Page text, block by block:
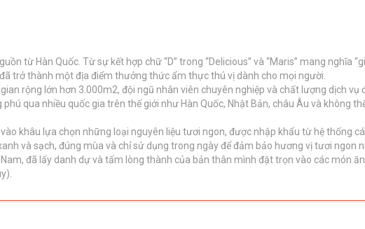
từ Hàn Quốc. Từ sự kết hợp chữ “D” trong “Delicious” và “Maris” mang nghĩa
đã trở thành một địa điểm thưởng thức ẩm thực thú vị dành cho mọi người.
rộng lớn hơn 3.000m2, đội ngũ nhân viên chuyên nghiệp và chất lượng dịch vụ
qua nhiều quốc gia trên thế giới như Hàn Quốc, Nhật Bản, châu Âu và không
khâu lựa chọn những loại nguyên liệu tươi ngon, được nhập khẩu từ hệ thống
và sạch, đúng mùa và chỉ sử dụng trong ngày để đảm bảo hương vị tươi ngon
đã lấy danh dự và tấm lòng thành của bản thân mình đặt trọn vào các món